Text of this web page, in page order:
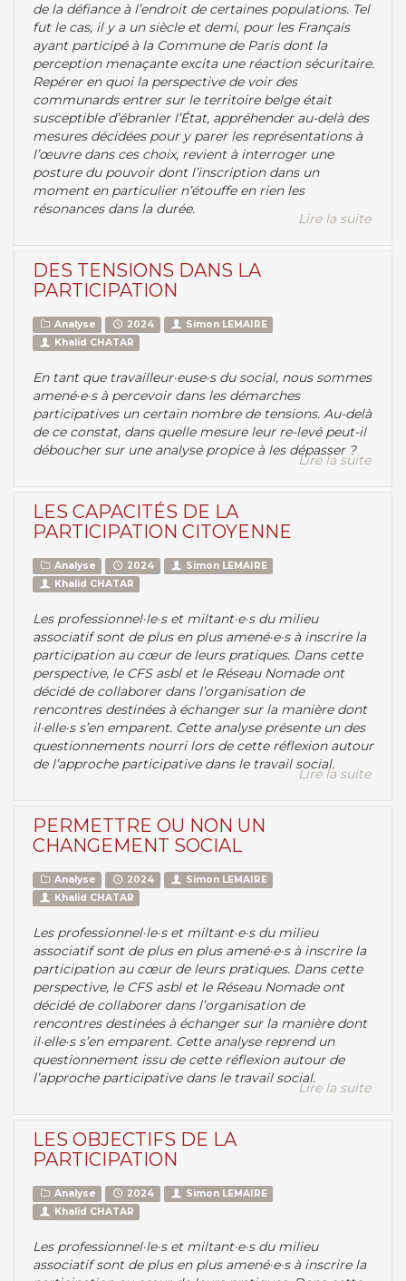
de la défiance à l’endroit de certaines populations. Tel
fut le cas, il y a un siècle et demi, pour les Français
ayant participé à la Commune de Paris dont la
perception menaçante excita une réaction sécuritaire.
Repérer en quoi la perspective de voir des
communards entrer sur le territoire belge était
susceptible d’ébranler l’État, appréhender au-delà des
mesures décidées pour y parer les représentations à
l’œuvre dans ces choix, revient à interroger une
posture du pouvoir dont l’inscription dans un
moment en particulier n’étouffe en rien les
résonances dans la durée.
Lire la suite
DES TENSIONS DANS LA
PARTICIPATION
Analyse 2024
Simon LEMAIRE
Khalid CHATAR
En tant que travailleur·euse·s du social, nous sommes
amené·e·s à percevoir dans les démarches
participatives un certain nombre de tensions. Au-delà
de ce constat, dans quelle mesure leur re-levé peut-il
déboucher sur une analyse propice à les dépasser ?
Lire la suite
LES CAPACITÉS DE LA
PARTICIPATION CITOYENNE
Analyse 2024
Simon LEMAIRE
Khalid CHATAR
Les professionnel·le·s et miltant·e·s du milieu
associatif sont de plus en plus amené·e·s à inscrire la
participation au cœur de leurs pratiques. Dans cette
perspective, le CFS asbl et le Réseau Nomade ont
décidé de collaborer dans l’organisation de
rencontres destinées à échanger sur la manière dont
il·elle·s s’en emparent. Cette analyse présente un des
questionnements nourri lors de cette réflexion autour
de l’approche participative dans le travail social.
Lire la suite
PERMETTRE OU NON UN
CHANGEMENT SOCIAL
Analyse 2024
Simon LEMAIRE
Khalid CHATAR
Les professionnel·le·s et miltant·e·s du milieu
associatif sont de plus en plus amené·e·s à inscrire la
participation au cœur de leurs pratiques. Dans cette
perspective, le CFS asbl et le Réseau Nomade ont
décidé de collaborer dans l’organisation de
rencontres destinées à échanger sur la manière dont
il·elle·s s’en emparent. Cette analyse reprend un
questionnement issu de cette réflexion autour de
l’approche participative dans le travail social.
Lire la suite
LES OBJECTIFS DE LA
PARTICIPATION
Analyse 2024
Simon LEMAIRE
Khalid CHATAR
Les professionnel·le·s et miltant·e·s du milieu
associatif sont de plus en plus amené·e·s à inscrire la